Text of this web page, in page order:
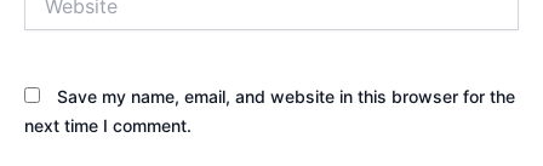
Save my name, email, and website in this browser for the
next time I comment.